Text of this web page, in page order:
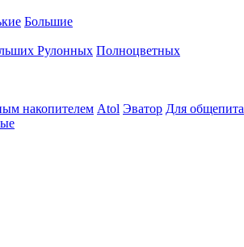
Большие
Рулонных Полноцветных
накопителем Atol Эватор Для общепита